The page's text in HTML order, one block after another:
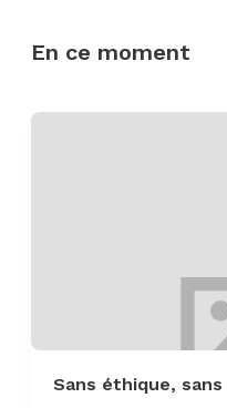
En ce moment
Sans éthique, sans